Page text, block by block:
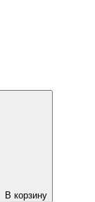
В корзину